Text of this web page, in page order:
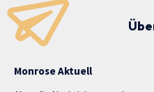
Monrose Aktuell